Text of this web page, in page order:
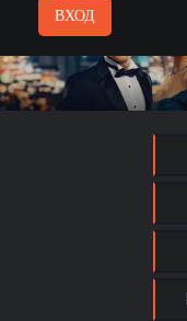
ВХОД